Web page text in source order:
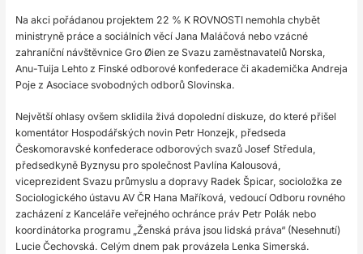
Na akci pořádanou projektem 22 % K ROVNOSTI nemohla chybět
ministryně práce a sociálních věcí Jana Maláčová nebo vzácné
zahraníční návštěvnice Gro Øien ze Svazu zaměstnavatelů Norska,
Anu-Tuija Lehto z Finské odborové konfederace či akademička Andreja
Poje z Asociace svobodných odborů Slovinska.
Největší ohlasy ovšem sklidila živá dopolední diskuze, do které přišel
komentátor Hospodářských novin Petr Honzejk, předseda
Českomoravské konfederace odborových svazů Josef Středula,
předsedkyně Byznysu pro společnost Pavlína Kalousová,
viceprezident Svazu průmyslu a dopravy Radek Špicar, socioložka ze
Sociologického ústavu AV ČR Hana Maříková, vedoucí Odboru rovného
zacházení z Kanceláře veřejného ochránce práv Petr Polák nebo
koordinátorka programu „Ženská práva jsou lidská práva“ (Nesehnutí)
Lucie Čechovská. Celým dnem pak provázela Lenka Simerská.